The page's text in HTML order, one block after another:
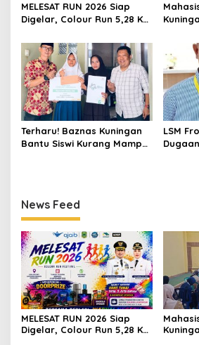
MELESAT RUN 2026 Siap
Digelar, Colour Run 5,28 Km
dan Promosi Kuningan
ASI,
Terharu! Baznas Kuningan
Bantu Siswi Kurang Mampu
LSM
News Feed
MELESAT RUN 2026 Siap
Digelar, Colour Run 5,28 Km